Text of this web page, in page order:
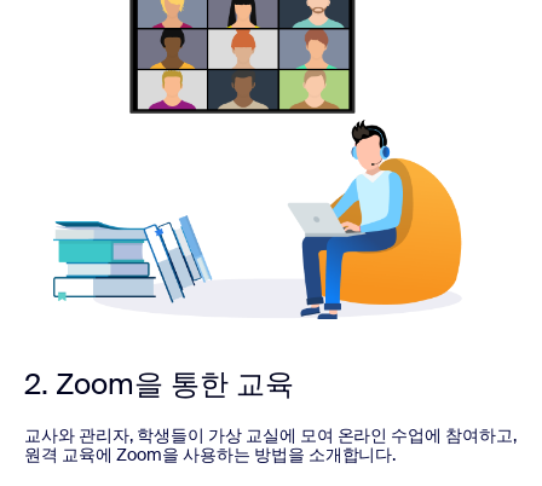
2. Zoom을 통한 교육
교사와 관리자, 학생들이 가상 교실에 모여 온라인 수업에 참여하고,
원격 교육에 Zoom을 사용하는 방법을 소개합니다.